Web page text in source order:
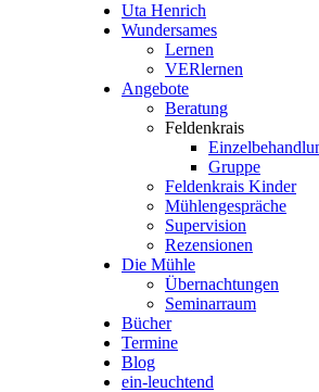
Uta Henrich
Wundersames
Lernen
VERlernen
Angebote
Beratung
Feldenkrais
Gruppe
Feldenkrais Kinder
Mühlengespräche
Supervision
Rezensionen
Die Mühle
Übernachtungen
Seminarraum
Bücher
Termine
Blog
ein-leuchtend